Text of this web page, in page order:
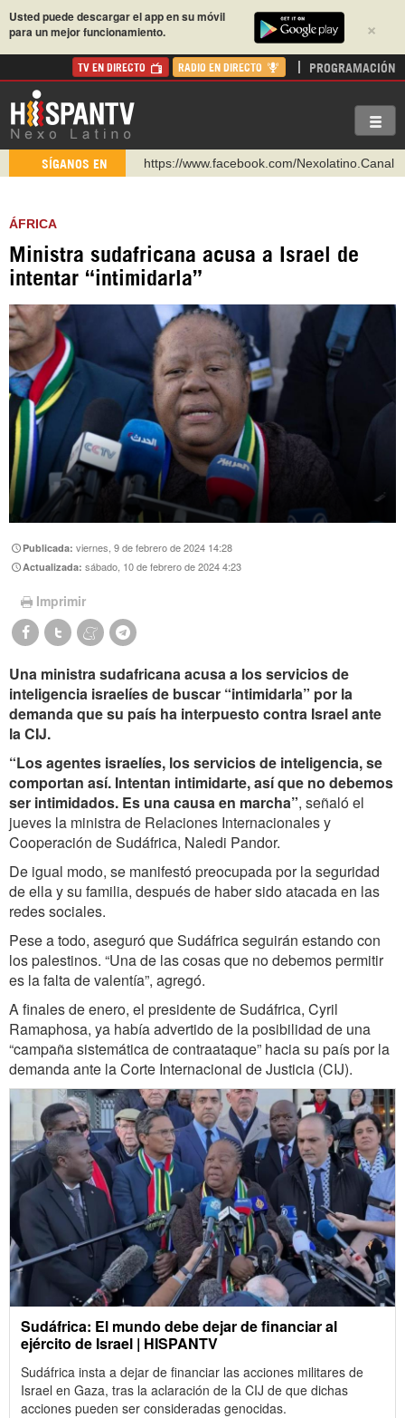
×
Usted puede descargar el app en su móvil
para un mejor funcionamiento.
TV EN DIRECTO RADIO EN DIRECTO PROGRAMACIÓN
SÍGANOS EN
https://www.youtube.com/@nexo_latino
https://urmedium.com/c/hispantv
WhatsApp y Viber: +98 921 79 29 404
https://www.facebook.com/Nexolatino.Canal
ÁFRICA
Ministra sudafricana acusa a Israel de
intentar “intimidarla”
Publicada:viernes, 9 de febrero de 2024 14:28
Actualizada:sábado, 10 de febrero de 2024 4:23
Imprimir
Una ministra sudafricana acusa a los servicios de
inteligencia israelíes de buscar “intimidarla” por la
demanda que su país ha interpuesto contra Israel ante
la CIJ.
“Los agentes israelíes, los servicios de inteligencia, se
comportan así. Intentan intimidarte, así que no debemos
ser intimidados. Es una causa en marcha”, señaló el
jueves la ministra de Relaciones Internacionales y
Cooperación de Sudáfrica, Naledi Pandor.
De igual modo, se manifestó preocupada por la seguridad
de ella y su familia, después de haber sido atacada en las
redes sociales.
Pese a todo, aseguró que Sudáfrica seguirán estando con
los palestinos. “Una de las cosas que no debemos permitir
es la falta de valentía”, agregó.
A finales de enero, el presidente de Sudáfrica, Cyril
Ramaphosa, ya había advertido de la posibilidad de una
“campaña sistemática de contraataque” hacia su país por la
demanda ante la Corte Internacional de Justicia (CIJ).
Sudáfrica: El mundo debe dejar de financiar al
ejército de Israel | HISPANTV
Sudáfrica insta a dejar de financiar las acciones militares de
Israel en Gaza, tras la aclaración de la CIJ de que dichas
acciones pueden ser consideradas genocidas.